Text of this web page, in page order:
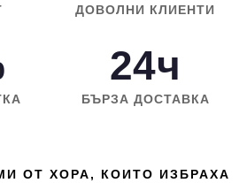
ДОВОЛНИ КЛИЕНТИ
24ч
БЪРЗА ДОСТАВКА
ОТ ХОРА, КОИТО ИЗБРАХА